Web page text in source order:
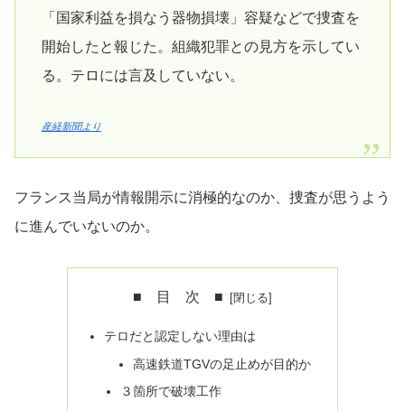
「国家利益を損なう器物損壊」容疑などで捜査を
開始したと報じた。組織犯罪との見方を示してい
る。テロには言及していない。
産経新聞より
フランス当局が情報開示に消極的なのか、捜査が思うよう
に進んでいないのか。
■ 目 次 ■
テロだと認定しない理由は
高速鉄道TGVの足止めが目的か
３箇所で破壊工作